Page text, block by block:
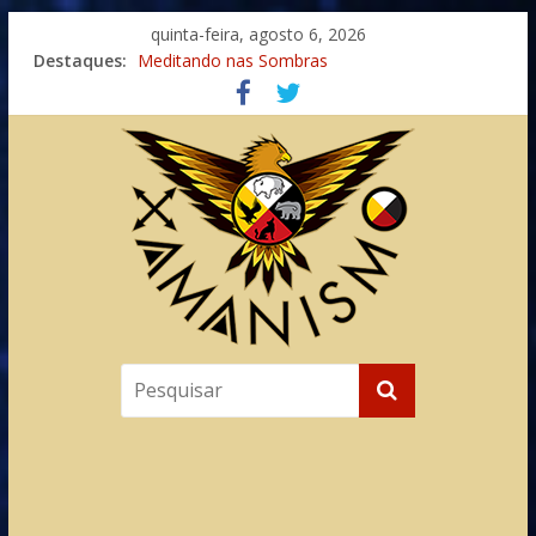
quinta-feira, agosto 6, 2026
Destaques: Meditando nas Sombras
Autosuficiência: A Jornada do Espírito Ancestral
Xamanismo Universal
Totens – Caminho Espiritual – Crescimento
Imaginação na Cura